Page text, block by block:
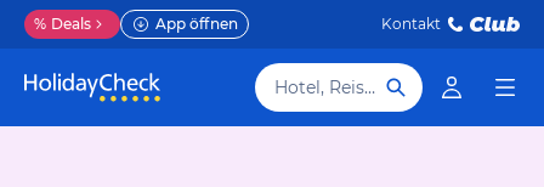
% Deals App öffnen Kontakt
Hotel, Reiseziel